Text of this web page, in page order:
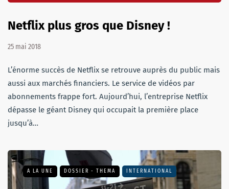
Netflix plus gros que Disney !
25 mai 2018
L’énorme succès de Netflix se retrouve auprès du public mais
aussi aux marchés financiers. Le service de vidéos par
abonnements frappe fort. Aujourd’hui, l’entreprise Netflix
dépasse le géant Disney qui occupait la première place
jusqu’à…
A LA UNE DOSSIER - THEMA INTERNATIONAL